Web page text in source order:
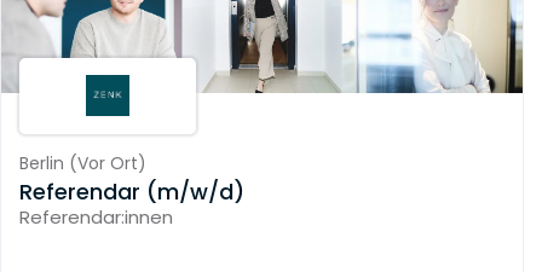
Berlin (Vor Ort)
Referendar (m/w/d)
Referendar:innen